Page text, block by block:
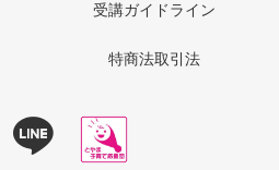
受講ガイドライン
特商法取引法